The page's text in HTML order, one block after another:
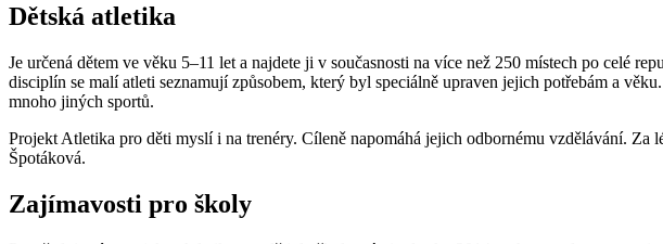
Dětská atletika
Je určená dětem ve věku 5–11 let a najdete ji v současnosti na více než 250 místech po celé
disciplín se malí atleti seznamují způsobem, který byl speciálně upraven jejich potřebám a
mnoho jiných sportů.
Projekt Atletika pro děti myslí i na trenéry. Cíleně napomáhá jejich odbornému vzdělávání.
Špotáková.
Zajímavosti pro školy